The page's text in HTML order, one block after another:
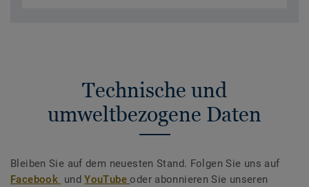
Technische und
umweltbezogene Daten
Bleiben Sie auf dem neuesten Stand. Folgen Sie uns auf
Facebook undYouTubeoder abonnieren Sie unseren